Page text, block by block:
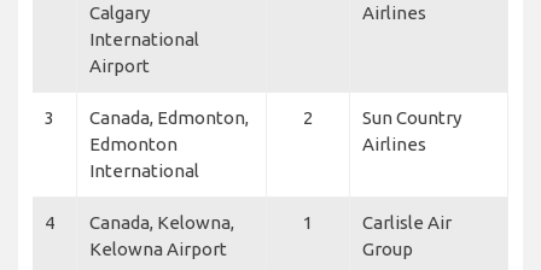
Calgary
International
Airport
Airlines
3
Canada, Edmonton,
Edmonton
International
2
Sun Country
Airlines
4
Canada, Kelowna,
Kelowna Airport
1
Carlisle Air
Group